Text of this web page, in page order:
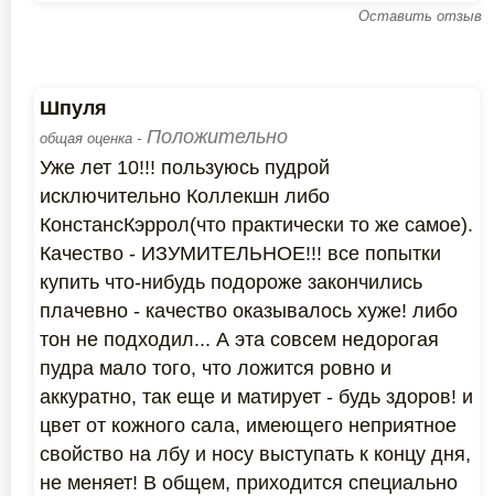
Оставить отзыв
Шпуля
общая оценка - Положительно
Уже лет 10!!! пользуюсь пудрой
исключительно Коллекшн либо
КонстансКэррол(что практически то же самое).
Качество - ИЗУМИТЕЛЬНОЕ!!! все попытки
купить что-нибудь подороже закончились
плачевно - качество оказывалось хуже! либо
тон не подходил... А эта совсем недорогая
пудра мало того, что ложится ровно и
аккуратно, так еще и матирует - будь здоров! и
цвет от кожного сала, имеющего неприятное
свойство на лбу и носу выступать к концу дня,
не меняет! В общем, приходится специально